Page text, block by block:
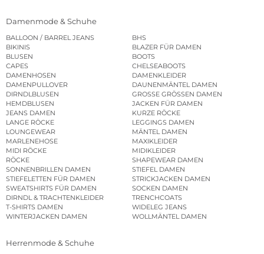
Damenmode & Schuhe
BALLOON / BARREL JEANS
BHS
BIKINIS
BLAZER FÜR DAMEN
BLUSEN
BOOTS
CAPES
CHELSEABOOTS
DAMENHOSEN
DAMENKLEIDER
DAMENPULLOVER
DAUNENMÄNTEL DAMEN
DIRNDLBLUSEN
GROSSE GRÖSSEN DAMEN
HEMDBLUSEN
JACKEN FÜR DAMEN
JEANS DAMEN
KURZE RÖCKE
LANGE RÖCKE
LEGGINGS DAMEN
LOUNGEWEAR
MÄNTEL DAMEN
MARLENEHOSE
MAXIKLEIDER
MIDI RÖCKE
MIDIKLEIDER
RÖCKE
SHAPEWEAR DAMEN
SONNENBRILLEN DAMEN
STIEFEL DAMEN
STIEFELETTEN FÜR DAMEN
STRICKJACKEN DAMEN
SWEATSHIRTS FÜR DAMEN
SOCKEN DAMEN
DIRNDL & TRACHTENKLEIDER
TRENCHCOATS
T-SHIRTS DAMEN
WIDELEG JEANS
WINTERJACKEN DAMEN
WOLLMÄNTEL DAMEN
Herrenmode & Schuhe